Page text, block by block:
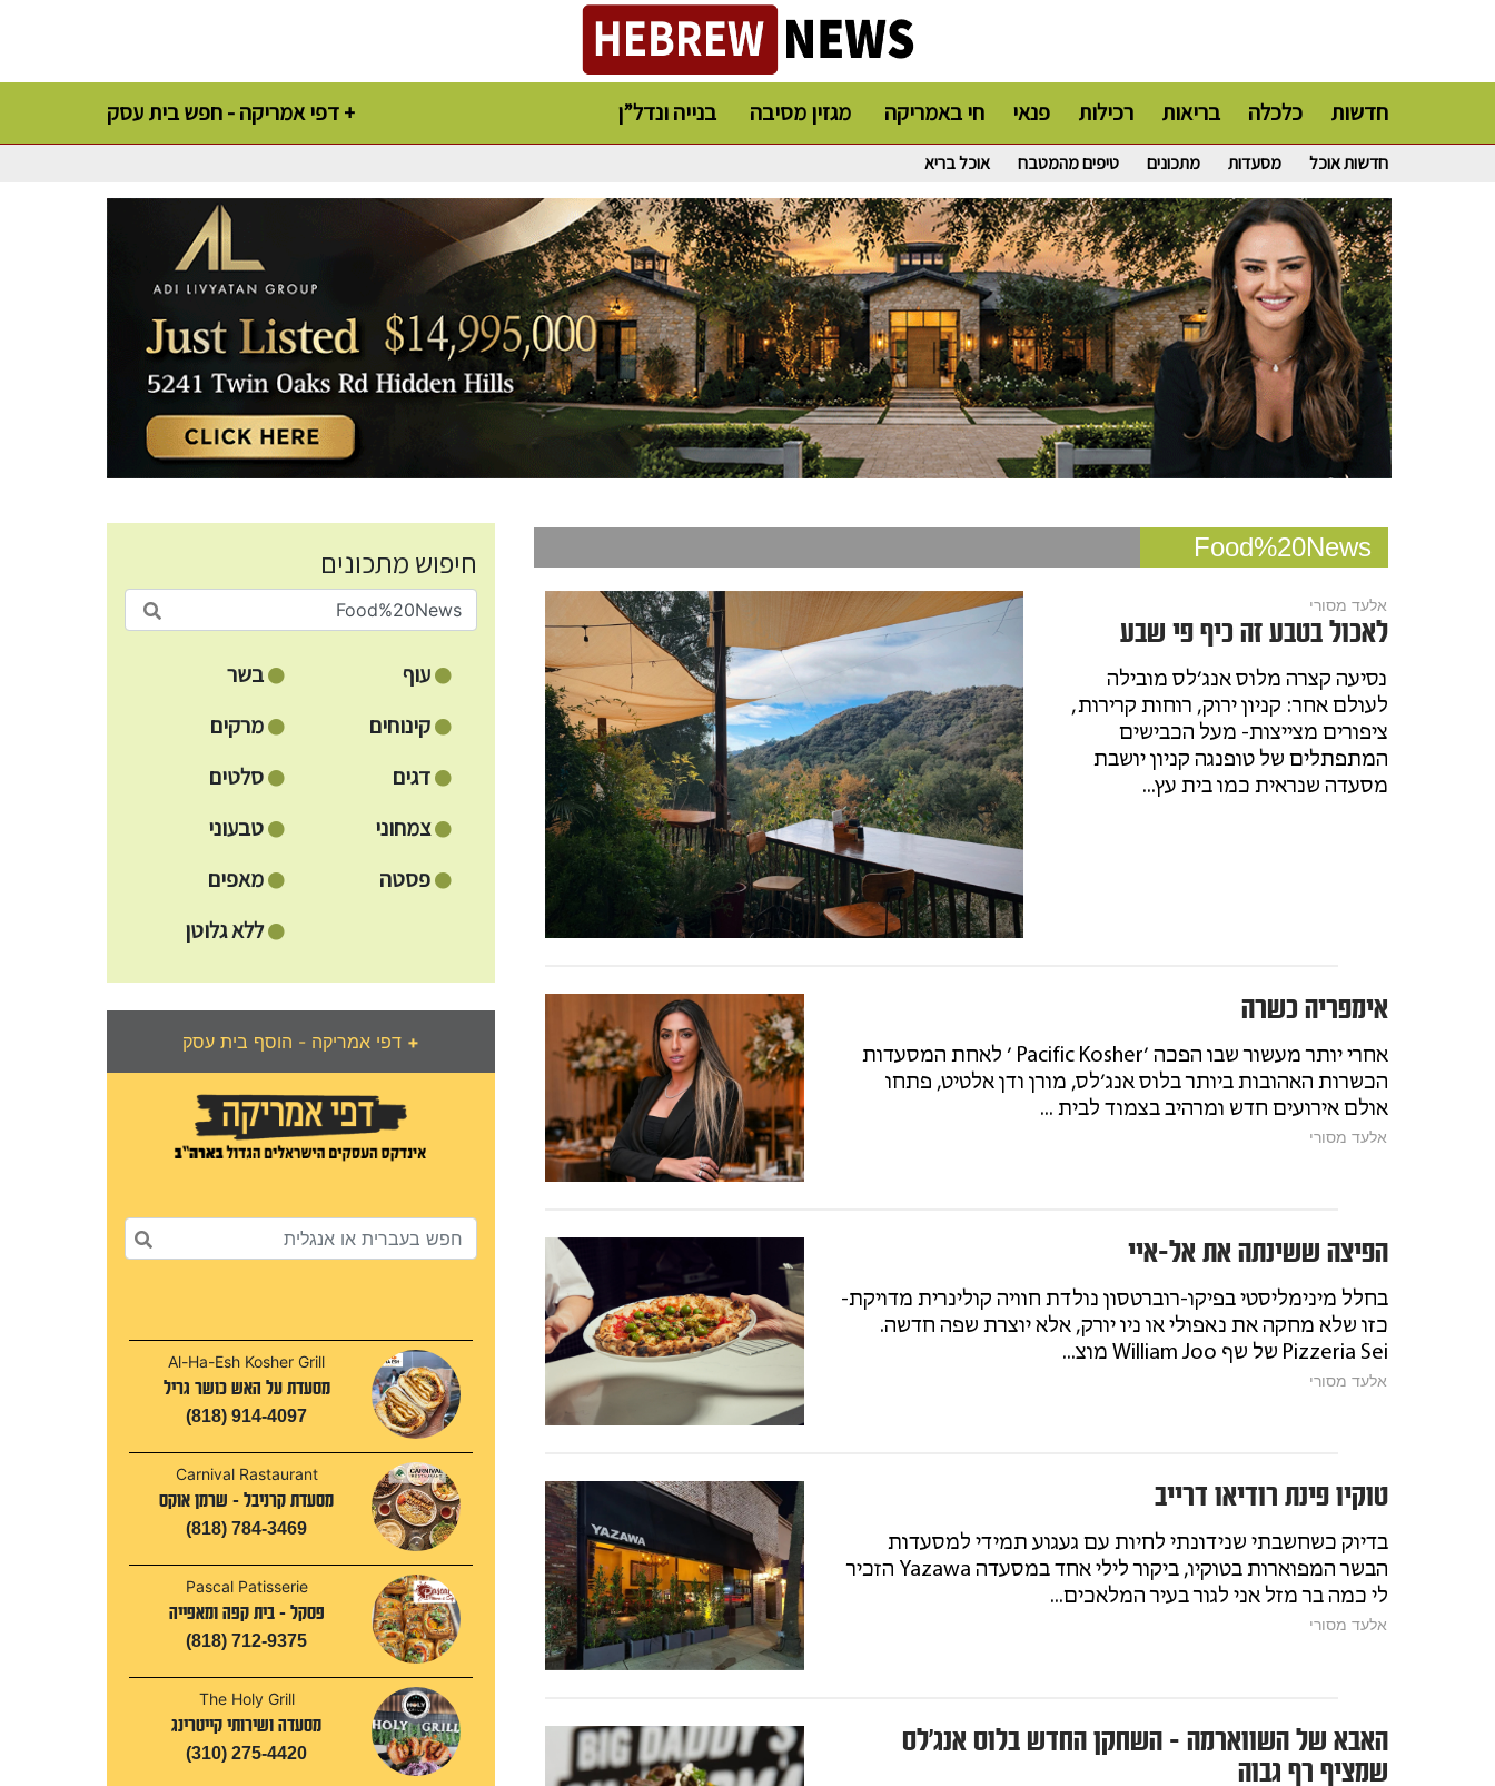
דפי אמריקה - חפש בית עסק + חדשות כלכלה בריאות רכילות פנאי חי באמריקה מגזין מסיבה בנייה ונדל”ן
חדשות אוכל מסעדות מתכונים טיפים מהמטבח אוכל בריא
חיפוש מתכונים
בשר
מרקים
סלטים
טבעוני
צמחוני
מאפים
ללא גלוטן
+
Al-Ha-Esh Kosher Grill
מסעדת על האש כושר גריל
(818) 914-4097
Carnival Rastaurant
מסעדת קרניבל - שרמן אוקס
(818) 784-3469
Pascal Patisserie
פסקל - בית קפה ומאפייה
(818) 712-9375
The Holy Grill
מסעדה ושירותי קייטרינג
(310) 275-4420
Food%20News
אלעד מסורי
לאכול בטבע זה כיף פי שבע
נסיעה קצרה מלוס אנג׳לס מובילה
לעולם אחר: קניון ירוק, רוחות קרירות,
ציפורים מצייצות- מעל הכבישים
המתפתלים של טופנגה קניון יושבת
מסעדה שנראית כמו בית עץ...
אימפריה כשרה
אחרי יותר מעשור שבו הפכה ׳Pacific Kosher ׳ לאחת המסעדות
הכשרות האהובות ביותר בלוס אנג׳לס, מורן ודן אלטיט, פתחו
אולם אירועים חדש ומרהיב בצמוד לבית ...
אלעד מסורי
הפיצה ששינתה את אל-איי
בחלל מינימליסטי בפיקו-רוברטסון נולדת חוויה קולינרית מדויקת-
כזו שלא מחקה את נאפולי או ניו יורק, אלא יוצרת שפה חדשה.
Pizzeria Sei של שף William Joo מוצ...
אלעד מסורי
טוקיו פינת רודיאו דרייב
בדיוק כשחשבתי שנידונתי לחיות עם געגוע תמידי למסעדות
הבשר המפוארות בטוקיו, ביקור לילי אחד במסעדה Yazawa הזכיר
לי כמה בר מזל אני לגור בעיר המלאכים...
אלעד מסורי
האבא של השווארמה - השחקן החדש בלוס אנג'לס
שמציף רף גבוה